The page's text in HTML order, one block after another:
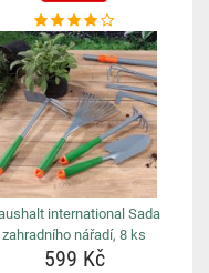
international Sada
zahradního nářadí, 8 ks
599 Kč